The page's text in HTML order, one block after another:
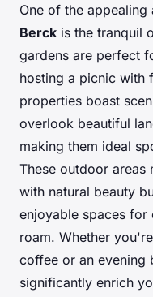
One of the appealing
Berck is the tranquil
gardens are perfect
hosting a picnic with
properties boast
overlook beautiful
making them ideal
These outdoor areas
with natural beauty
enjoyable spaces
roam. Whether
coffee or an evening
significantly enrich